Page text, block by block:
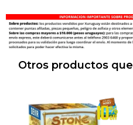
Otros productos